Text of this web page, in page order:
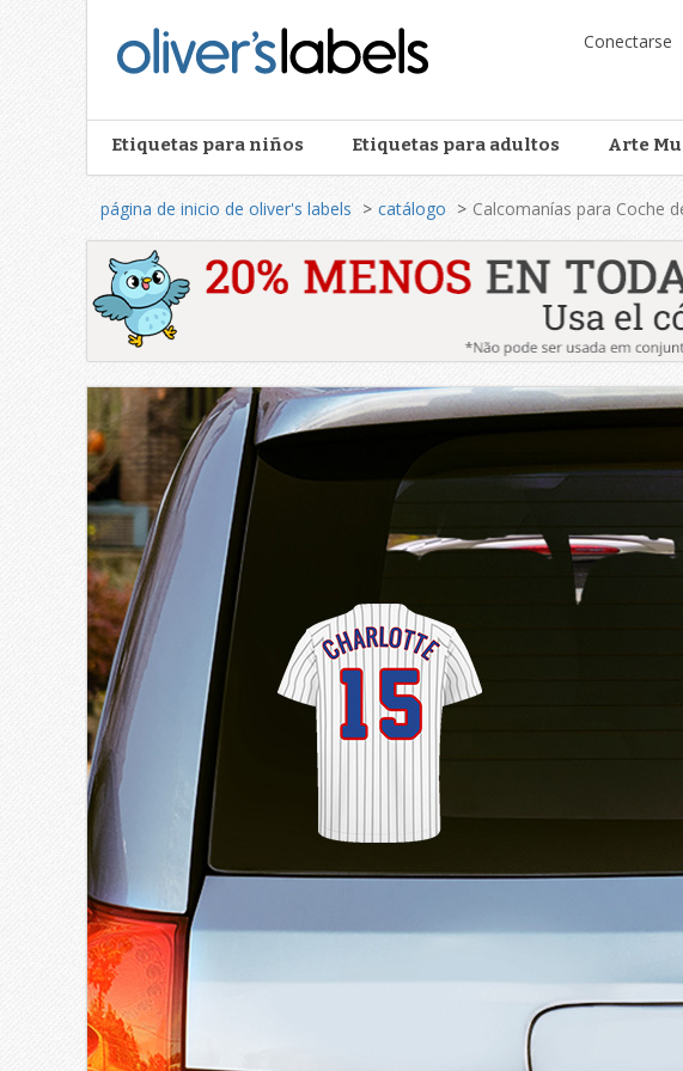
Conectarse
Etiquetas para niños Etiquetas para adultos Arte
página de inicio de oliver's labels catálogo Calcomanías para Coche